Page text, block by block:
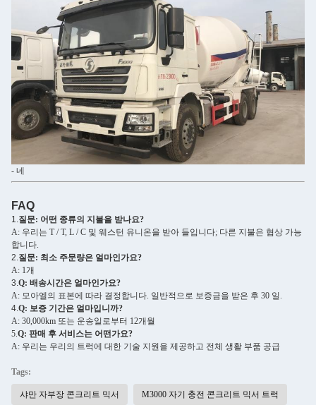
- 네
FAQ
1.질문: 어떤 종류의 지불을 받나요?
A: 우리는 T / T, L / C 및 웨스턴 유니온을 받아 들입니다; 다른 지불은 협상 가능
합니다.
2.질문: 최소 주문량은 얼마인가요?
A: 1개
3.Q: 배송시간은 얼마인가요?
A: 모아엘의 표본에 따라 결정합니다. 일반적으로 보증금을 받은 후 30 일.
4.Q: 보증 기간은 얼마입니까?
A: 30,000km 또는 운송일로부터 12개월
5.Q: 판매 후 서비스는 어떤가요?
A: 우리는 우리의 트럭에 대한 기술 지원을 제공하고 전체 생활 부품 공급
Tags:
샤만 자부장 콘크리트 믹서 M3000 자기 충전 콘크리트 믹서 트럭